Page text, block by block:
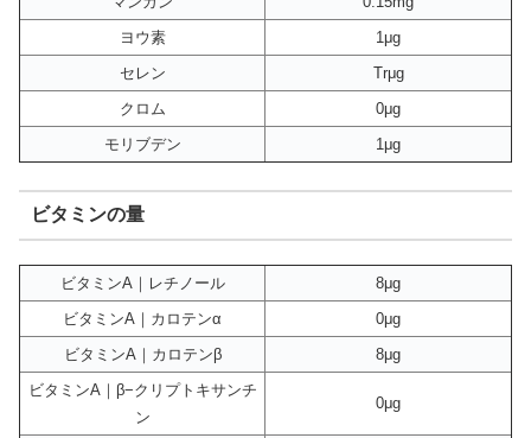
ヨウ素
1μg
セレン
Trμg
クロム
0μg
モリブデン
1μg
ビタミンの量
ビタミンA｜レチノール
8μg
ビタミンA｜カロテンα
0μg
ビタミンA｜カロテンβ
8μg
ビタミンA｜β−クリプトキサンチ
ン
0μg